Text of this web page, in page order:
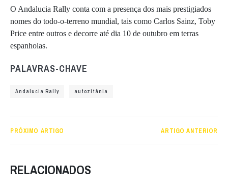
O Andalucia Rally conta com a presença dos mais prestigiados
nomes do todo-o-terreno mundial, tais como Carlos Sainz, Toby
Price entre outros e decorre até dia 10 de outubro em terras
espanholas.
PALAVRAS-CHAVE
Andalucia Rally autozitânia
PRÓXIMO ARTIGO ARTIGO ANTERIOR
RELACIONADOS